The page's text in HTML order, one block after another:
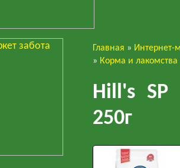
Главная » Интернет-
» Корма и лакомства
Hill's
250г